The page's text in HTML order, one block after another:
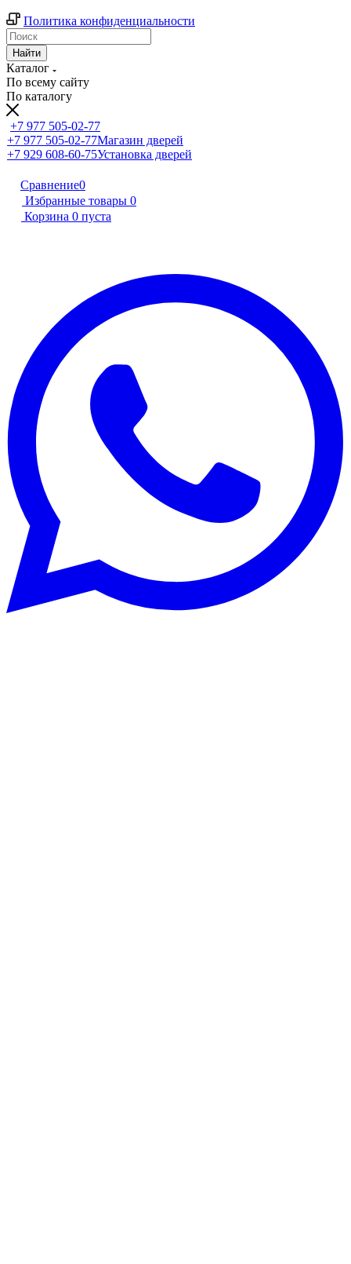
Политика конфиденциальности
Найти
Каталог
По всему сайту
По каталогу
+7 977 505-02-77
+7 977 505-02-77Магазин дверей
+7 929 608-60-75Установка дверей
Сравнение0
Избранные товары 0
Корзина 0 пуста